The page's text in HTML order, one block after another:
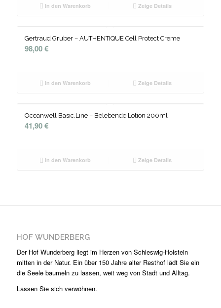
In den Warenkorb Zeige Details
Gertraud Gruber – AUTHENTIQUE Cell Protect Creme
98,00€
In den Warenkorb Zeige Details
Oceanwell Basic.Line – Belebende Lotion 200ml
41,90€
In den Warenkorb Zeige Details
HOF WUNDERBERG
Der Hof Wunderberg liegt im Herzen von Schleswig-Holstein
mitten in der Natur. Ein über 150 Jahre alter Resthof lädt Sie ein
die Seele baumeln zu lassen, weit weg von Stadt und Alltag.
Lassen Sie sich verwöhnen.